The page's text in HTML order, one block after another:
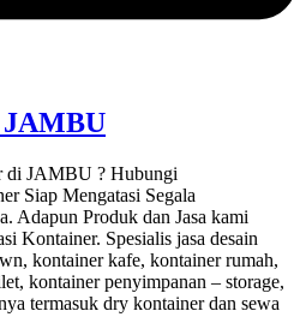
di JAMBU ? Hubungi
Siap Mengatasi Segala
Adapun Produk dan Jasa kami
Kontainer. Spesialis jasa desain
kontainer kafe, kontainer rumah,
kontainer penyimpanan – storage,
termasuk dry kontainer dan sewa